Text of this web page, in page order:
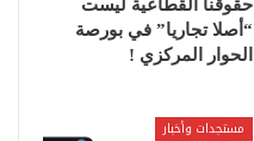
حقوقنا القطاعية ليست
“أصلا تجاريا” في بورصة
الحوار المركزي !
مستجدات وأخبار